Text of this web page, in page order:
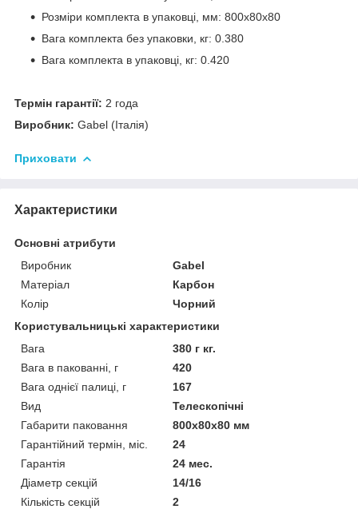
Розміри комплекта в упаковці, мм: 800х80х80
Вага комплекта без упаковки, кг: 0.380
Вага комплекта в упаковці, кг: 0.420
Термін гарантії: 2 года
Виробник: Gabel (Італія)
Приховати
Характеристики
Основні атрибути
Виробник
Gabel
Матеріал
Карбон
Колір
Чорний
Користувальницькі характеристики
Вага
380 г кг.
Вага в пакованні, г
420
Вага однієї палиці, г
167
Вид
Телескопічні
Габарити паковання
800х80х80 мм
Гарантійний термін, міс.
24
Гарантія
24 мес.
Діаметр секцій
14/16
Кількість секцій
2